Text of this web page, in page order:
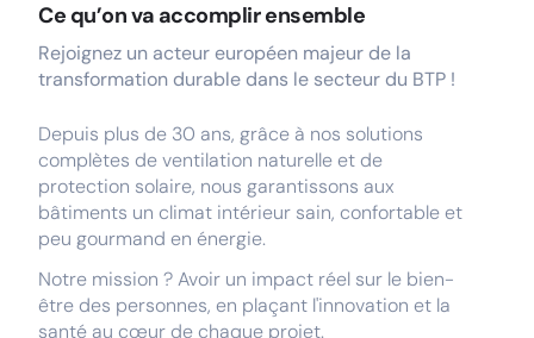
Ce qu’on va accomplir ensemble
Rejoignez un acteur européen majeur de la
transformation durable dans le secteur du BTP !
Depuis plus de 30 ans, grâce à nos solutions
complètes de ventilation naturelle et de
protection solaire, nous garantissons aux
bâtiments un climat intérieur sain, confortable et
peu gourmand en énergie.
Notre mission ? Avoir un impact réel sur le bien-
être des personnes, en plaçant l'innovation et la
santé au cœur de chaque projet.